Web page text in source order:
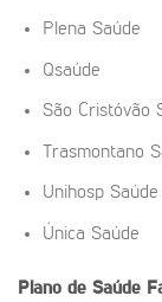
Plena Saúde
Qsaúde
São Cristóvão
Trasmontano
Unihosp Saúde
Única Saúde
Plano de Saúde